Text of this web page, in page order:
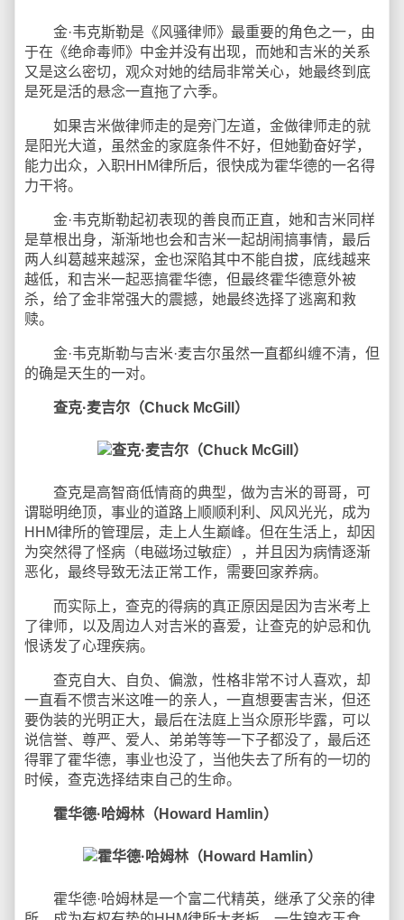
金·韦克斯勒是《风骚律师》最重要的角色之一，由
于在《绝命毒师》中金并没有出现，而她和吉米的关系
又是这么密切，观众对她的结局非常关心，她最终到底
是死是活的悬念一直拖了六季。
如果吉米做律师走的是旁门左道，金做律师走的就
是阳光大道，虽然金的家庭条件不好，但她勤奋好学，
能力出众，入职HHM律所后，很快成为霍华德的一名得
力干将。
金·韦克斯勒起初表现的善良而正直，她和吉米同样
是草根出身，渐渐地也会和吉米一起胡闹搞事情，最后
两人纠葛越来越深，金也深陷其中不能自拔，底线越来
越低，和吉米一起恶搞霍华德，但最终霍华德意外被
杀，给了金非常强大的震撼，她最终选择了逃离和救
赎。
金·韦克斯勒与吉米·麦吉尔虽然一直都纠缠不清，但
的确是天生的一对。
查克·麦吉尔（Chuck McGill）
查克是高智商低情商的典型，做为吉米的哥哥，可
谓聪明绝顶，事业的道路上顺顺利利、风风光光，成为
HHM律所的管理层，走上人生巅峰。但在生活上，却因
为突然得了怪病（电磁场过敏症），并且因为病情逐渐
恶化，最终导致无法正常工作，需要回家养病。
而实际上，查克的得病的真正原因是因为吉米考上
了律师，以及周边人对吉米的喜爱，让查克的妒忌和仇
恨诱发了心理疾病。
查克自大、自负、偏激，性格非常不讨人喜欢，却
一直看不惯吉米这唯一的亲人，一直想要害吉米，但还
要伪装的光明正大，最后在法庭上当众原形毕露，可以
说信誉、尊严、爱人、弟弟等等一下子都没了，最后还
得罪了霍华德，事业也没了，当他失去了所有的一切的
时候，查克选择结束自己的生命。
霍华德·哈姆林（Howard Hamlin）
霍华德·哈姆林是一个富二代精英，继承了父亲的律